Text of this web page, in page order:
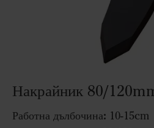
Накрайник 80/
Работна дълбочина: 10-15cm